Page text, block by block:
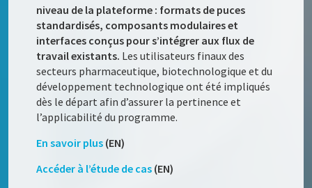
niveau de la plateforme : formats de puces
standardisés, composants modulaires et
interfaces conçus pour s’intégrer aux flux de
travail existants. Les utilisateurs finaux des
secteurs pharmaceutique, biotechnologique et du
développement technologique ont été impliqués
dès le départ afin d’assurer la pertinence et
l’applicabilité du programme.
En savoir plus (EN)
Accéder à l’étude de cas (EN)